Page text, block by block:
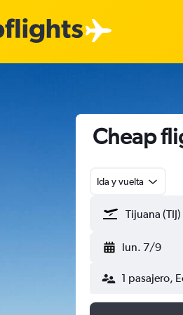
Cheap
Ida y vuelta
lun. 7/9
1 pasajero,